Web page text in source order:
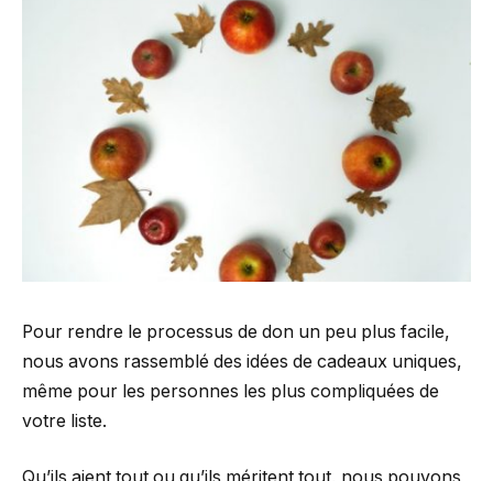
Pour rendre le processus de don un peu plus facile,
nous avons rassemblé des idées de cadeaux uniques,
même pour les personnes les plus compliquées de
votre liste.